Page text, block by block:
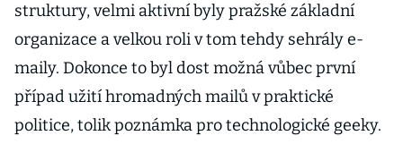
struktury, velmi aktivní byly pražské základní
organizace a velkou roli v tom tehdy sehrály e-
maily. Dokonce to byl dost možná vůbec první
případ užití hromadných mailů v praktické
politice, tolik poznámka pro technologické geeky.